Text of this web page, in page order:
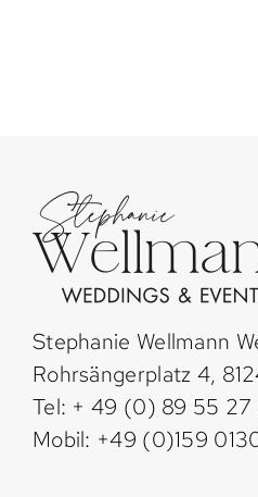
Stephanie Wellmann
Rohrsängerplatz 4,
Tel: + 49 (0) 89 55
Mobil: +49 (0)159